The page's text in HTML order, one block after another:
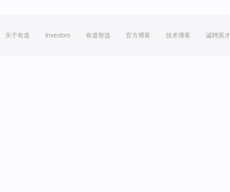
关于有道 Investors 有道智选 官方博客 技术博客 诚聘英才